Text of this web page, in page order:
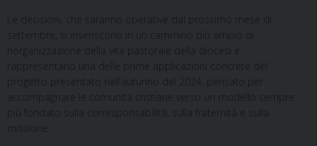
Le decisioni, che saranno operative dal prossimo mese di
settembre, si inseriscono in un cammino più ampio di
riorganizzazione della vita pastorale della diocesi e
rappresentano una delle prime applicazioni concrete del
progetto presentato nell’autunno del 2024, pensato per
accompagnare le comunità cristiane verso un modello sempre
più fondato sulla corresponsabilità, sulla fraternità e sulla
missione.